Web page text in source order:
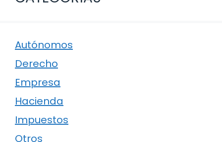
Autónomos
Derecho
Empresa
Hacienda
Impuestos
Otros